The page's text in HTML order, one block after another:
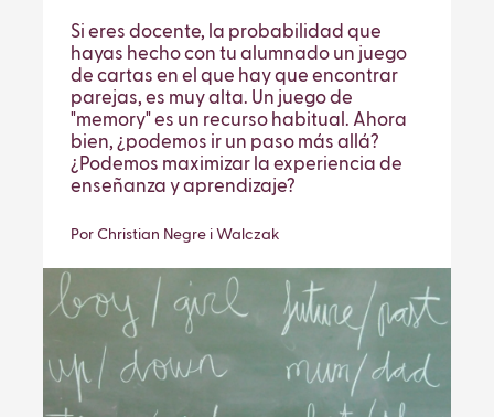
Si eres docente, la probabilidad que
hayas hecho con tu alumnado un juego
de cartas en el que hay que encontrar
parejas, es muy alta. Un juego de
"memory" es un recurso habitual. Ahora
bien, ¿podemos ir un paso más allá?
¿Podemos maximizar la experiencia de
enseñanza y aprendizaje?
Por Christian Negre i Walczak